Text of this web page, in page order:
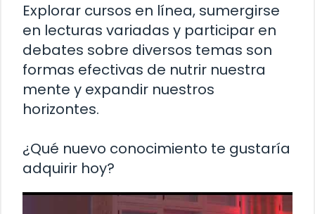
Explorar cursos en línea, sumergirse
en lecturas variadas y participar en
debates sobre diversos temas son
formas efectivas de nutrir nuestra
mente y expandir nuestros
horizontes.
¿Qué nuevo conocimiento te gustaría
adquirir hoy?